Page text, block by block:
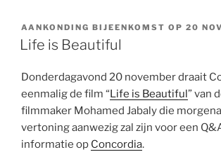
AANKONDING BIJEENKOMST OP 20
Life is Beautiful
Donderdagavond 20 november draait
eenmalig de film “Life is Beautiful ” van
filmmaker Mohamed Jabaly die
vertoning aanwezig zal zijn voor een
informatie op Concordia.